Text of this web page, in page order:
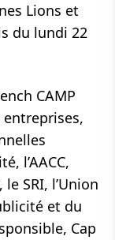
Lions et
du lundi 22
CAMP
l’AACC,
le SRI, l’Union
et du
Cap